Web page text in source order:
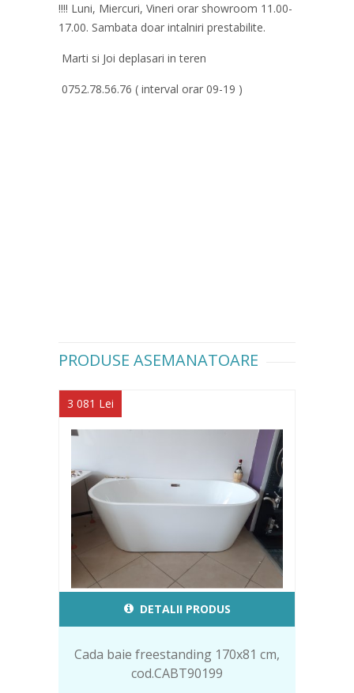
!!!! Luni, Miercuri, Vineri orar showroom 11.00-
17.00. Sambata doar intalniri prestabilite.
Marti si Joi deplasari in teren
0752.78.56.76 ( interval orar 09-19 )
PRODUSE ASEMANATOARE
3 081 Lei
DETALII PRODUS
Cada baie freestanding 170x81 cm,
cod.CABT90199